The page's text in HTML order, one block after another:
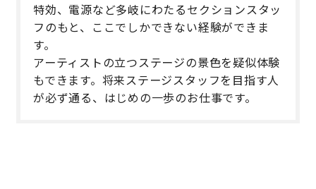
特効、電源など多岐にわたるセクションスタッ
フのもと、ここでしかできない経験ができま
す。
アーティストの立つステージの景色を疑似体験
もできます。将来ステージスタッフを目指す人
が必ず通る、はじめの一歩のお仕事です。